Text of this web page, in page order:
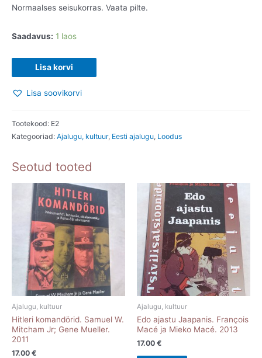
Normaalses seisukorras. Vaata pilte.
Saadavus: 1 laos
LÄÄNEMAA
II.
LOODUS.
kogus
Lisa korvi
Lisa soovikorvi
Tootekood: E2
Kategooriad: Ajalugu, kultuur, Eesti ajalugu, Loodus
Seotud tooted
Ajalugu, kultuur
Hitleri komandörid. Samuel W.
Mitcham Jr; Gene Mueller.
2011
17.00 €
Ajalugu, kultuur
Edo ajastu Jaapanis. François
Macé ja Mieko Macé. 2013
17.00 €